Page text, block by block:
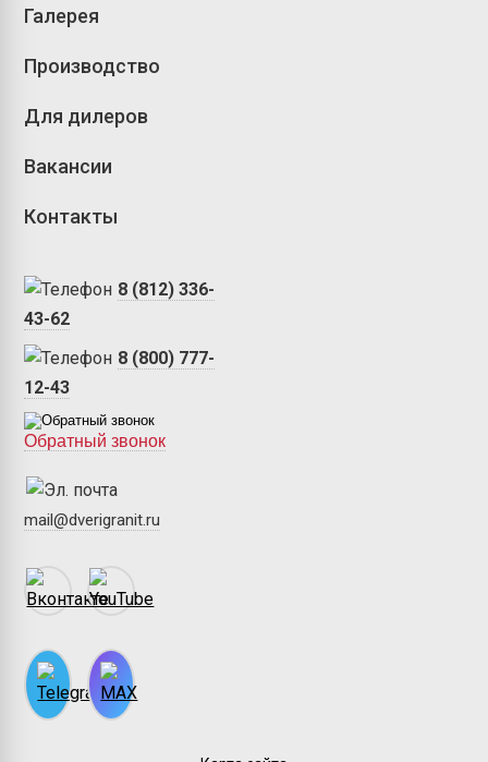
Галерея
Производство
Для дилеров
Вакансии
Контакты
8 (812) 336-
43-62
8 (800) 777-
12-43
Обратный звонок
mail@dverigranit.ru